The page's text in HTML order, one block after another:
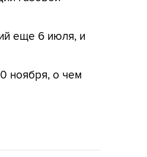
еще 6 июля, и
ноября, о чем